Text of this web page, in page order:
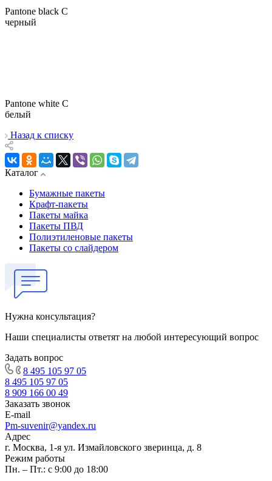
Pantone black C
черный
Pantone white C
белый
Назад к списку
Каталог
Бумажные пакеты
Крафт-пакеты
Пакеты майка
Пакеты ПВД
Полиэтиленовые пакеты
Пакеты со слайдером
Нужна консультация?
Наши специалисты ответят на любой интересующий вопрос
Задать вопрос
8 495 105 97 05
8 495 105 97 05
8 909 166 00 49
Заказать звонок
E-mail
Pm-suvenir@yandex.ru
Адрес
г. Москва, 1-я ул. Измайловского зверинца, д. 8
Режим работы
Пн. – Пт.: с 9:00 до 18:00